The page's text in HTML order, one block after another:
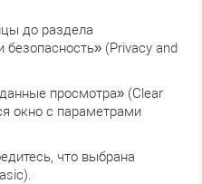
до раздела
(Privacy and
просмотра» (Clear
окно с параметрами
что выбрана